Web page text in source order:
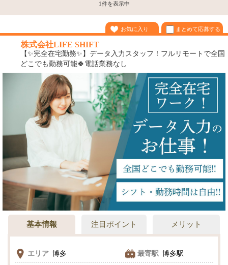
1件を表示中
お気に入り まとめて応募する
株式会社LIFE SHIFT
【✨完全在宅勤務✨】データ入力スタッフ！フルリモートで全国
どこでも勤務可能🍀電話業務なし
基本情報 注目ポイント メリット
エリア 博多 最寄駅 博多駅